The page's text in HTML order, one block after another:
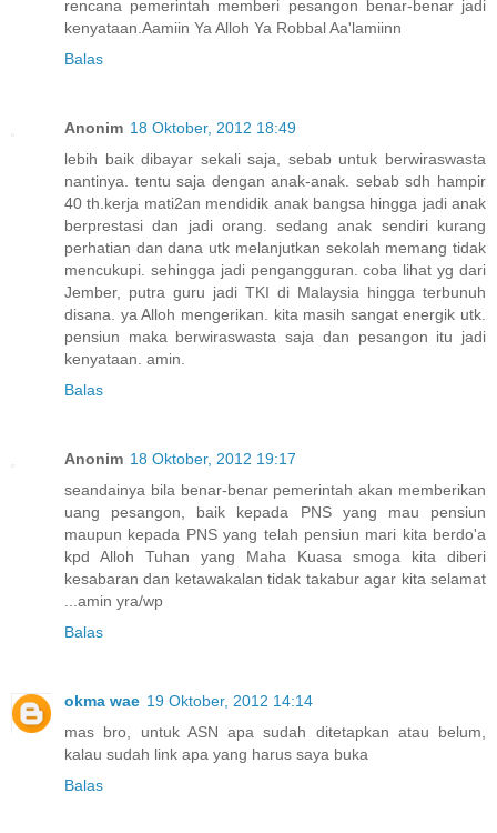
rencana pemerintah memberi pesangon benar-benar jadi
kenyataan.Aamiin Ya Alloh Ya Robbal Aa'lamiinn
Balas
Anonim 18 Oktober, 2012 18:49
lebih baik dibayar sekali saja, sebab untuk berwiraswasta
nantinya. tentu saja dengan anak-anak. sebab sdh hampir
40 th.kerja mati2an mendidik anak bangsa hingga jadi anak
berprestasi dan jadi orang. sedang anak sendiri kurang
perhatian dan dana utk melanjutkan sekolah memang tidak
mencukupi. sehingga jadi pengangguran. coba lihat yg dari
Jember, putra guru jadi TKI di Malaysia hingga terbunuh
disana. ya Alloh mengerikan. kita masih sangat energik utk.
pensiun maka berwiraswasta saja dan pesangon itu jadi
kenyataan. amin.
Balas
Anonim 18 Oktober, 2012 19:17
seandainya bila benar-benar pemerintah akan memberikan
uang pesangon, baik kepada PNS yang mau pensiun
maupun kepada PNS yang telah pensiun mari kita berdo'a
kpd Alloh Tuhan yang Maha Kuasa smoga kita diberi
kesabaran dan ketawakalan tidak takabur agar kita selamat
...amin yra/wp
Balas
okma wae 19 Oktober, 2012 14:14
mas bro, untuk ASN apa sudah ditetapkan atau belum,
kalau sudah link apa yang harus saya buka
Balas